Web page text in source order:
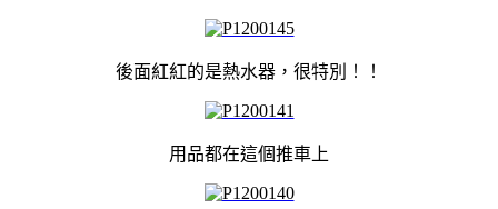
後面紅紅的是熱水器，很特別！！
用品都在這個推車上